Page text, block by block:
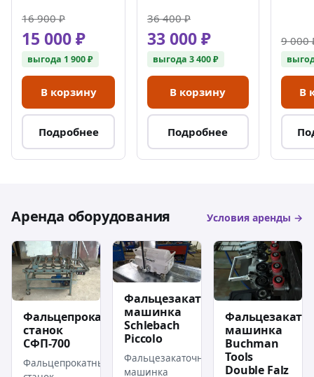
16 900 ₽
15 000 ₽
выгода 1 900 ₽
В корзину
Подробнее
36 400 ₽
33 000 ₽
выгода 3 400 ₽
В корзину
Подробнее
9 000
В
Аренда оборудования Условия аренды →
Фальцепрокатный
станок
СФП-700
Фальцепрокатный
Фальцезакаточная
машинка
Schlebach
Piccolo
Фальцезакаточная
машинка
машинка
Buchman
Tools
Double Falz